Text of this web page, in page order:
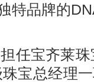
特品牌的
任宝齐莱
宝总经理